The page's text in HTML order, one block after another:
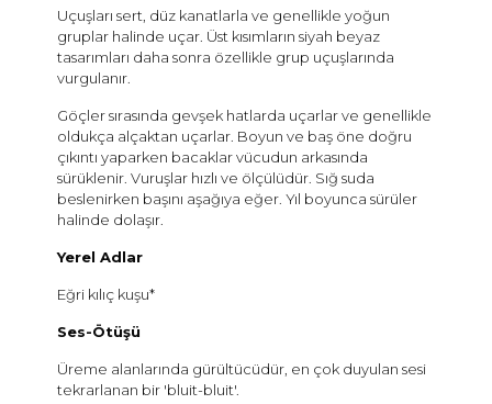
Uçuşları sert, düz kanatlarla ve genellikle yoğun
gruplar halinde uçar. Üst kısımların siyah beyaz
tasarımları daha sonra özellikle grup uçuşlarında
vurgulanır.
Göçler sırasında gevşek hatlarda uçarlar ve genellikle
oldukça alçaktan uçarlar. Boyun ve baş öne doğru
çıkıntı yaparken bacaklar vücudun arkasında
sürüklenir. Vuruşlar hızlı ve ölçülüdür. Sığ suda
beslenirken başını aşağıya eğer. Yıl boyunca sürüler
halinde dolaşır.
Yerel Adlar
Eğri kılıç kuşu*
Ses-Ötüşü
Üreme alanlarında gürültücüdür, en çok duyulan sesi
tekrarlanan bir 'bluit-bluit'.